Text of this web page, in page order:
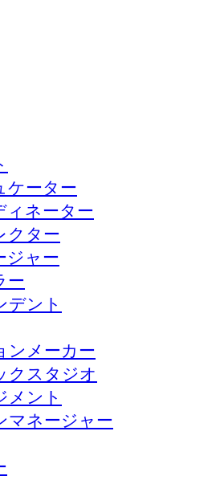
ケーター
ィネーター
クター
ジャー
ー
デント
ンメーカー
クスタジオ
メント
マネージャー